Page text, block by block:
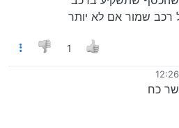
רכב שמור אם לא יותר
1
כח